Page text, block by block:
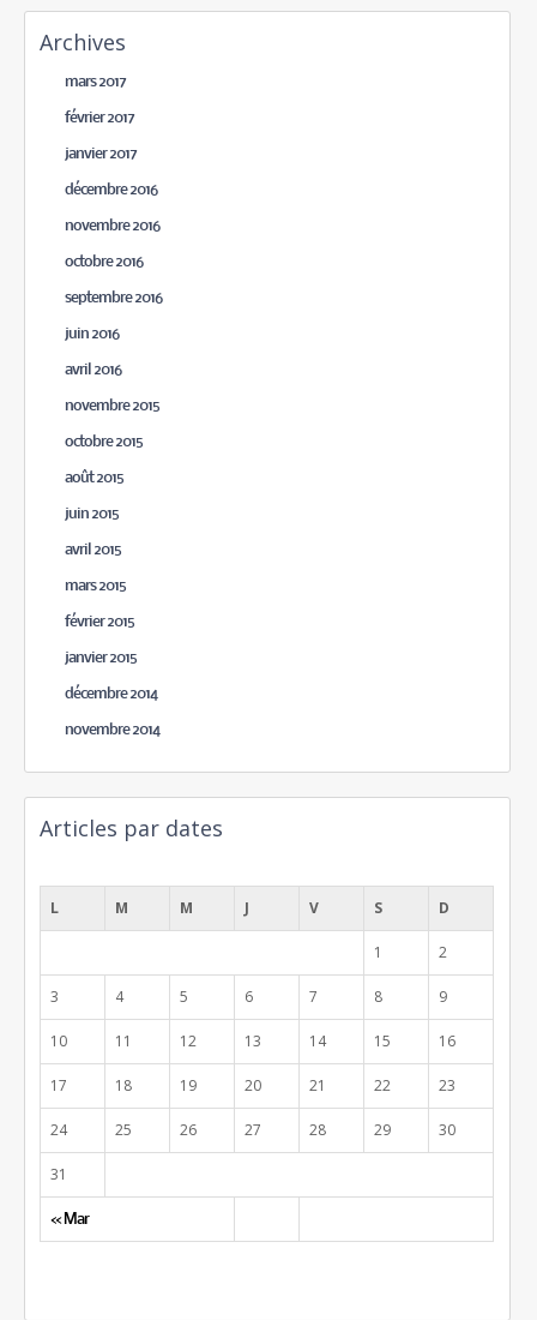
Archives
mars 2017
février 2017
janvier 2017
décembre 2016
novembre 2016
octobre 2016
septembre 2016
juin 2016
avril 2016
novembre 2015
octobre 2015
août 2015
juin 2015
avril 2015
mars 2015
février 2015
janvier 2015
décembre 2014
novembre 2014
Articles par dates
L M M J V S D
« Mar
1 2
3 4 5 6 7 8 9
10 11 12 13 14 15 16
17 18 19 20 21 22 23
24 25 26 27 28 29 30
31